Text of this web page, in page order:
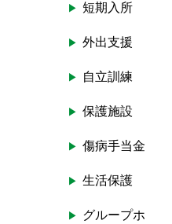
短期入所
外出支援
自立訓練
保護施設
傷病手当金
生活保護
グループホ